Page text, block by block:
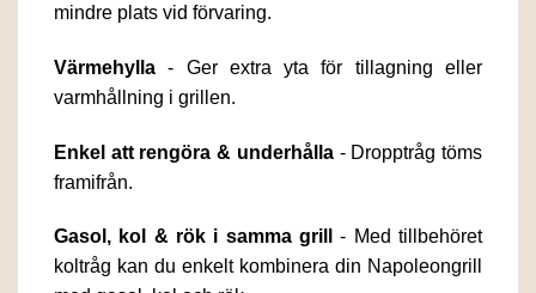
mindre plats vid förvaring.
Värmehylla - Ger extra yta för tillagning eller
varmhållning i grillen.
Enkel att rengöra & underhålla- Dropptråg töms
framifrån.
Gasol, kol & rök i samma grill
- Med tillbehöret
koltråg kan du enkelt kombinera din Napoleongrill